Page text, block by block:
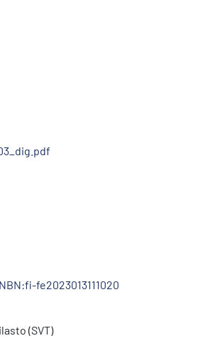
fe2023013111020
(SVT)